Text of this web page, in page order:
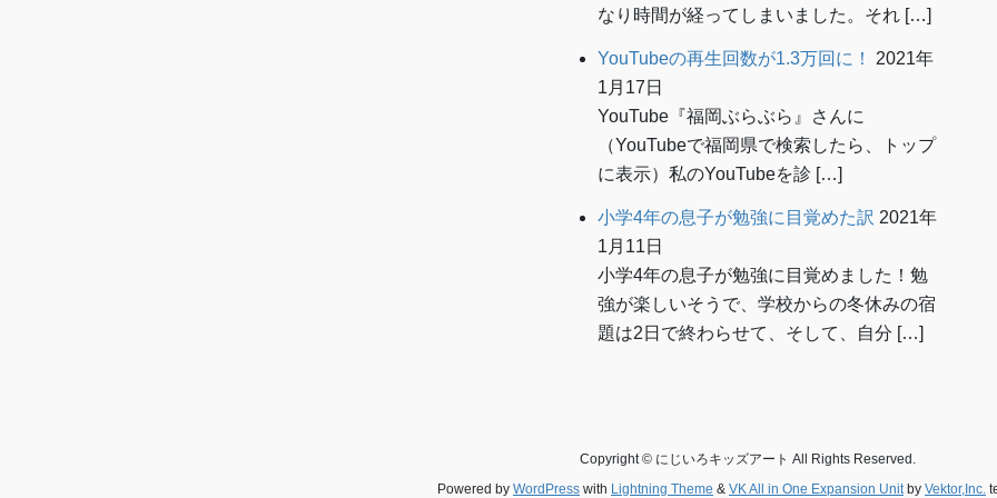
なり時間が経ってしまいました。それ […]
YouTubeの再生回数が1.3万回に！
2021年
1月17日
YouTube『福岡ぶらぶら』さんに
（YouTubeで福岡県で検索したら、トップ
に表示）私のYouTubeを診 […]
小学4年の息子が勉強に目覚めた訳 2021年
1月11日
小学4年の息子が勉強に目覚めました！勉
強が楽しいそうで、学校からの冬休みの宿
題は2日で終わらせて、そして、自分 […]
Copyright © にじいろキッズアート All Rights Reserved.
Powered by WordPress with Lightning Theme & VK All in One Expansion Unit by Vektor,Inc.